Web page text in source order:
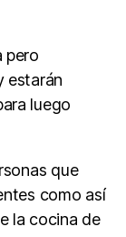
pero
estarán
luego
que
como así
la cocina de